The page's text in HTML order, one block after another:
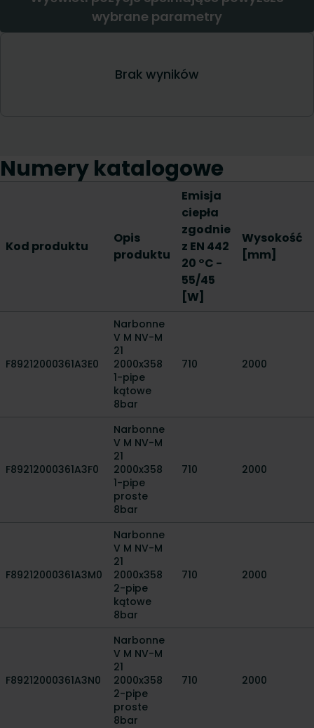
Numery katalogowe
Kod produktu
Opis
produktu
Emisja
ciepła
zgodnie
z EN 442
20 °C -
55/45
[W]
Wysokość
[mm]
F89212000361A3E0
Narbonne
V M NV-M
21
2000x358
1-pipe
kątowe
8bar
710 2000
F89212000361A3F0
Narbonne
V M NV-M
21
2000x358
1-pipe
proste
8bar
710 2000
F89212000361A3M0
Narbonne
V M NV-M
21
2000x358
2-pipe
kątowe
8bar
710 2000
F89212000361A3N0
Narbonne
V M NV-M
21
2000x358
2-pipe
proste
8bar
710 2000